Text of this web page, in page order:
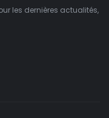
les dernières actualités,